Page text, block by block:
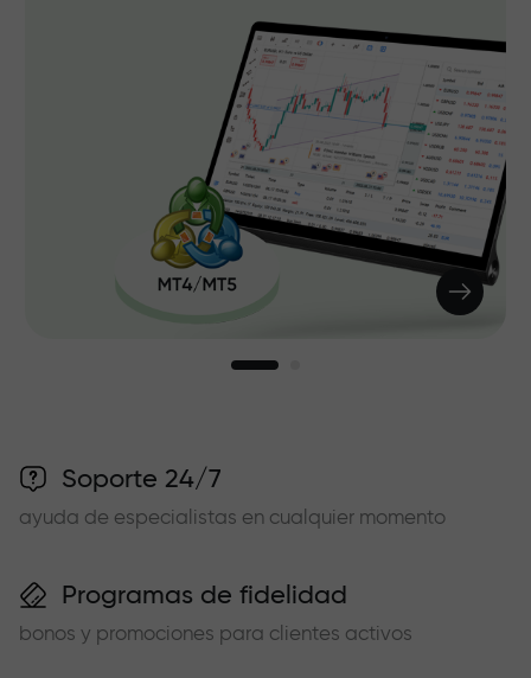
Soporte 24/7
ayuda de especialistas en cualquier momento
Programas de fidelidad
bonos y promociones para clientes activos